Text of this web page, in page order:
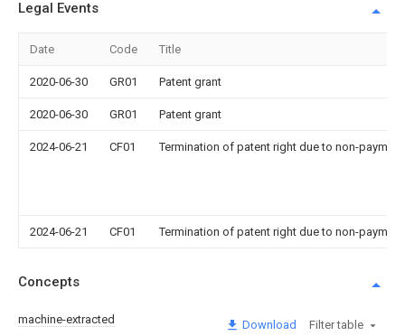
Legal Events
Date Code Title
2020-06-30 GR01 Patent grant
2020-06-30 GR01 Patent grant
2024-06-21 CF01 Termination of patent right due to non-
2024-06-21 CF01 Termination of patent right due to non-
Concepts
machine-extracted Download Filter table